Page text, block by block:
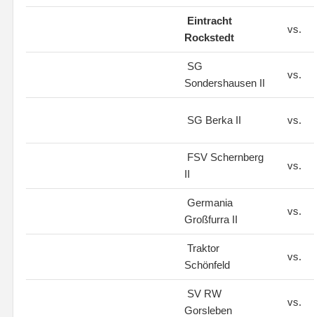
Eintracht
Rockstedt
vs.
SG
Sondershausen II
vs.
SG Berka II vs.
FSV Schernberg
II
vs.
Germania
Großfurra II
vs.
Traktor
Schönfeld
vs.
SV RW
Gorsleben
vs.